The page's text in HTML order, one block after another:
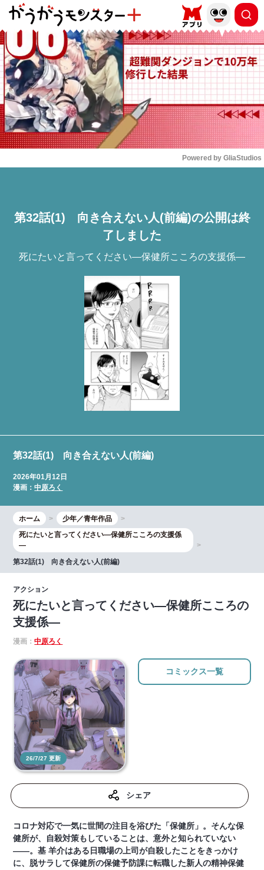
もっと読む
Powered by GliaStudios
第32話(1) 向き合えない人(前編)の公開は終
了しました
死にたいと言ってください―保健所こころの支援係―
第32話(1) 向き合えない人(前編)
2026年01月12日
漫画：中原ろく
ホーム
少年／青年作品
死にたいと言ってください―保健所こころの支援係
―
第32話(1) 向き合えない人(前編)
アクション
死にたいと言ってください―保健所こころの
支援係―
漫画：中原ろく
26/7/27 更新
コミックス一覧
シェア
コロナ対応で一気に世間の注目を浴びた「保健所」。そんな保
健所が、自殺対策もしていることは、意外と知られていない
――。基 羊介はある日職場の上司が自殺したことをきっかけ
に、脱サラして保健所の保健予防課に転職した新人の精神保健